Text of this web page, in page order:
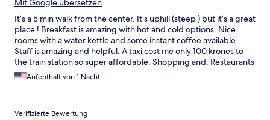
Mit Google übersetzen
It’s a 5 min walk from the center. It’s uphill (steep ) but it’s a great
place ! Breakfast is amazing with hot and cold options. Nice
rooms with a water kettle and some instant coffee available.
Staff is amazing and helpful. A taxi cost me only 100 krones to
the train station so super affordable. Shopping and. Restaurants
are short stroll down the hill.
Aufenthalt von 1 Nacht
Verifizierte Bewertung